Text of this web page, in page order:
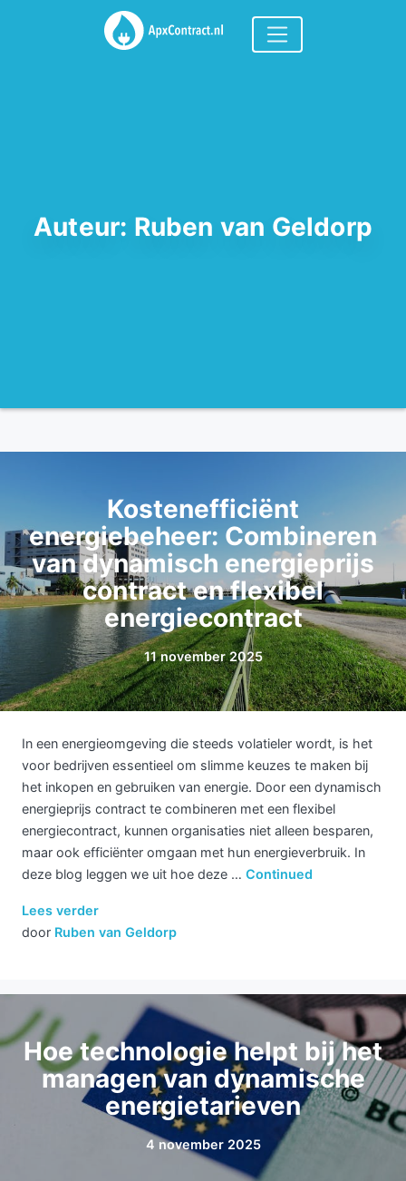
Auteur: Ruben van Geldorp
Kostenefficiënt
energiebeheer: Combineren
van dynamisch energieprijs
contract en flexibel
energiecontract
11 november 2025
In een energieomgeving die steeds volatieler wordt, is het
voor bedrijven essentieel om slimme keuzes te maken bij
het inkopen en gebruiken van energie. Door een dynamisch
energieprijs contract te combineren met een flexibel
energiecontract, kunnen organisaties niet alleen besparen,
maar ook efficiënter omgaan met hun energieverbruik. In
deze blog leggen we uit hoe deze … Continued
Lees verder
door Ruben van Geldorp
Hoe technologie helpt bij het
managen van dynamische
energietarieven
4 november 2025